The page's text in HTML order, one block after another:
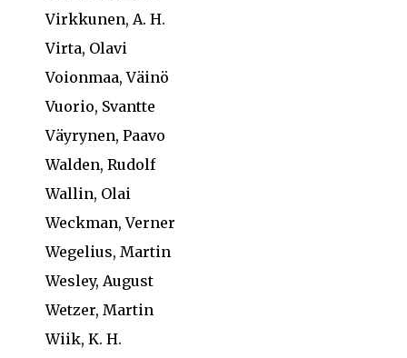
Virkkunen, A. H.
Virta, Olavi
Voionmaa, Väinö
Vuorio, Svantte
Väyrynen, Paavo
Walden, Rudolf
Wallin, Olai
Weckman, Verner
Wegelius, Martin
Wesley, August
Wetzer, Martin
Wiik, K. H.